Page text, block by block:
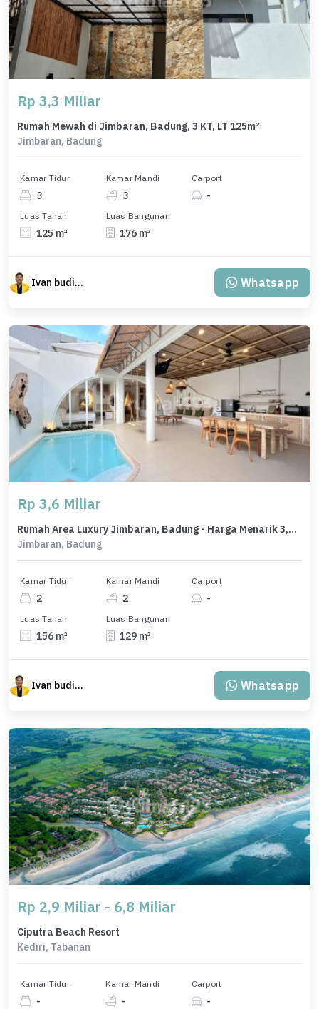
Rp 3,3 Miliar
Rumah Mewah di Jimbaran, Badung, 3 KT, LT 125m²
Jimbaran, Badung
Kamar Tidur
3
Kamar Mandi
3
Carport
-
Luas Tanah
125 m²
Luas Bangunan
176 m²
Ivan budiman Whatsapp
Rp 3,6 Miliar
Rumah Area Luxury Jimbaran, Badung - Harga Menarik 3,6 Miliar
Jimbaran, Badung
Kamar Tidur
2
Kamar Mandi
2
Carport
-
Luas Tanah
156 m²
Luas Bangunan
129 m²
Ivan budiman Whatsapp
Rp 2,9 Miliar - 6,8 Miliar
Ciputra Beach Resort
Kediri, Tabanan
Kamar Tidur
-
Kamar Mandi
-
Carport
-